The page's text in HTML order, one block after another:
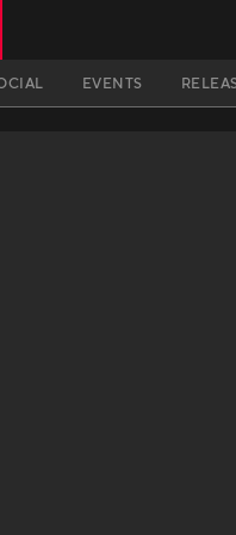
EVENTS